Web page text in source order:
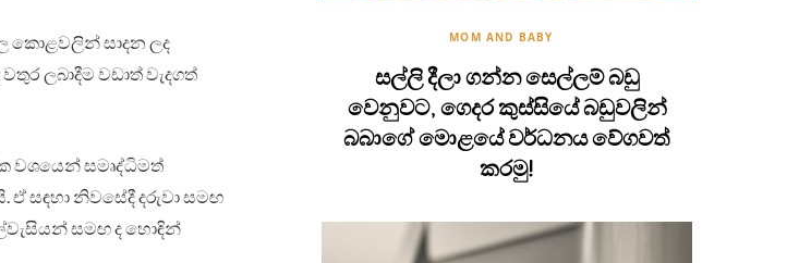
කොළවලින් සාදන ලද
ලබාදීම වඩාත් වැදගත්
වශයෙන් සමෘද්ධිමත්
සඳහා නිවසේදී දරුවා සමඟ
සමඟ ද හොඳින්
MOM AND BABY
සල්ලි දීලා ගන්න සෙල්ලම් බඩු
වෙනුවට, ගෙදර කුස්සියේ බඩුවලින්
බබාගේ මොළයේ වර්ධනය වේගවත්
කරමු!